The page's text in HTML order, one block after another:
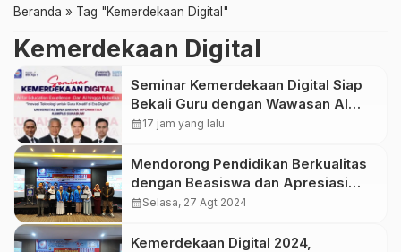
Beranda » Tag "Kemerdekaan Digital"
Kemerdekaan Digital
Seminar Kemerdekaan Digital Siap
Bekali Guru dengan Wawasan AI
hingga Robotika di Era Digital
calendar_month17 jam yang lalu
Mendorong Pendidikan Berkualitas
dengan Beasiswa dan Apresiasi
Sekolah dalam Seminar
calendar_monthSelasa, 27 Agt 2024
Kemerdekaan Digital 2024,